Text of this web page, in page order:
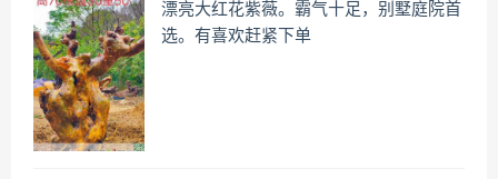
漂亮大红花紫薇。霸气十足，别墅庭院首
选。有喜欢赶紧下单